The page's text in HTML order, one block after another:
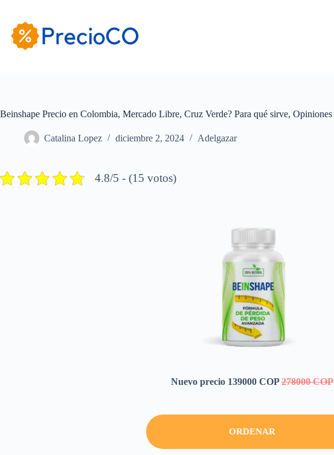
contenido
Beinshape Precio en Colombia, Mercado Libre, Cruz Verde? Para qué sirve, Opiniones
Catalina Lopez diciembre 2, 2024 Adelgazar
4.8/5 - (15 votos)
Nuevo precio 139000 COP278000 COP
ORDENAR